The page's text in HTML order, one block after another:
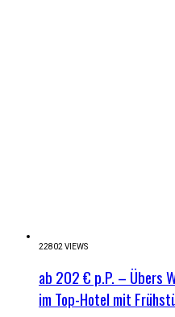
22802 VIEWS
ab 202 € p.P. – Übers
im Top-Hotel mit